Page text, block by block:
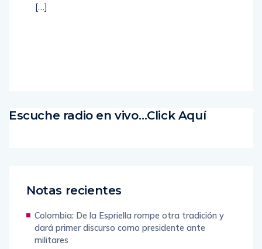
[…]
Escuche radio en vivo…Click Aquí
Notas recientes
Colombia: De la Espriella rompe otra tradición y
dará primer discurso como presidente ante
militares